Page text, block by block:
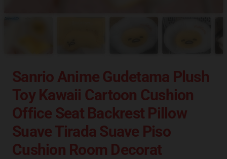
Sanrio Anime Gudetama Plush
Toy Kawaii Cartoon Cushion
Office Seat Backrest Pillow
Suave Tirada Suave Piso
Cushion Room Decorat